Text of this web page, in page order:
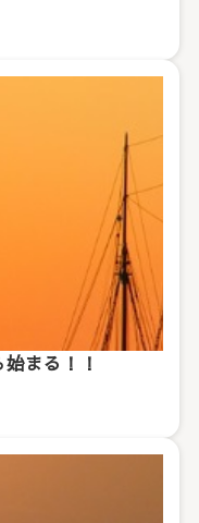
まる！！